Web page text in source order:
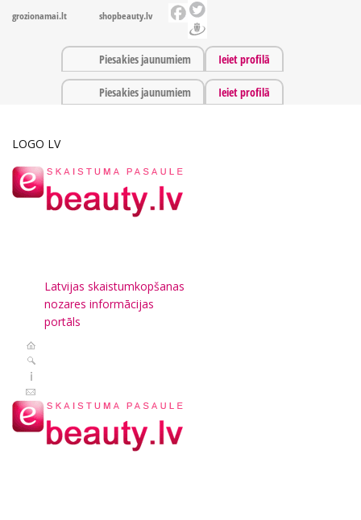
grozionamai.lt shopbeauty.lv
Piesakies jaunumiem Ieiet profilā
Piesakies jaunumiem Ieiet profilā
LOGO LV
Latvijas skaistumkopšanas
nozares informācijas
portāls